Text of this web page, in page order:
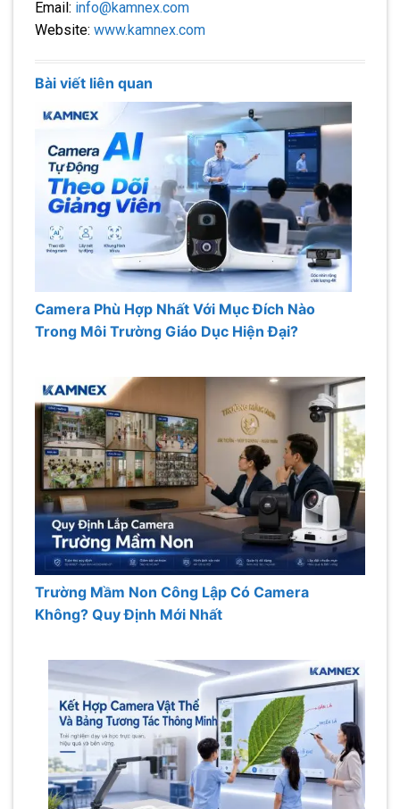
Email: info@kamnex.com
Website: www.kamnex.com
Bài viết liên quan
Camera Phù Hợp Nhất Với Mục Đích Nào
Trong Môi Trường Giáo Dục Hiện Đại?
Trường Mầm Non Công Lập Có Camera
Không? Quy Định Mới Nhất